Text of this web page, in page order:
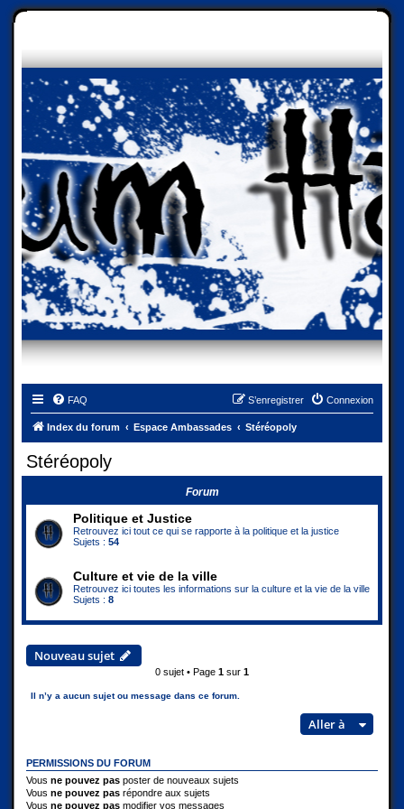
FAQ Connexion
S’enregistrer
Index du forum Espace Ambassades Stéréopoly
Stéréopoly
Forum
Politique et Justice
Retrouvez ici tout ce qui se rapporte à la politique et la justice
Sujets : 54
Culture et vie de la ville
Retrouvez ici toutes les informations sur la culture et la vie de la ville
Sujets : 8
Nouveau sujet
0 sujet • Page 1 sur 1
Il n’y a aucun sujet ou message dans ce forum.
Aller à
PERMISSIONS DU FORUM
Vous ne pouvez pas poster de nouveaux sujets
Vous ne pouvez pas répondre aux sujets
Vous ne pouvez pas modifier vos messages